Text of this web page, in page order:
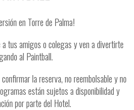
en Torre de Palma!
a tus amigos o colegas y ven a divertirte
al Paintball.
la reserva, no reembolsable y no
están sujetos a disponibilidad y
por parte del Hotel.